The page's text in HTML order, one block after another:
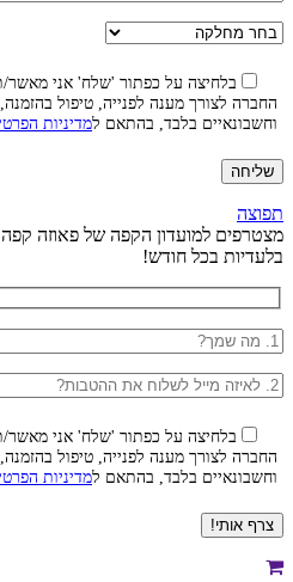
בלחיצה על כפתור 'שלח' אני
החברה לצורך מענה לפנייה, טיפול
וחשבונאיים בלבד, בהתאם למדיניות
תפוצה
מצטרפים למועדון הקפה של פאוזה
בלעדיות בכל חודש!
בלחיצה על כפתור 'שלח' אני
החברה לצורך מענה לפנייה, טיפול
וחשבונאיים בלבד, בהתאם למדיניות